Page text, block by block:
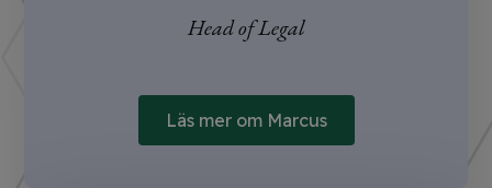
Head of Legal
Läs mer om Marcus